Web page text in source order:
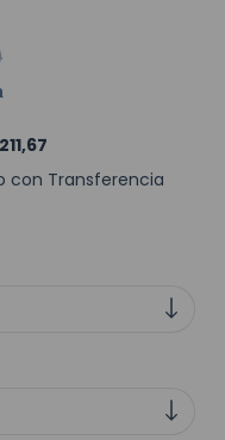
con Transferencia